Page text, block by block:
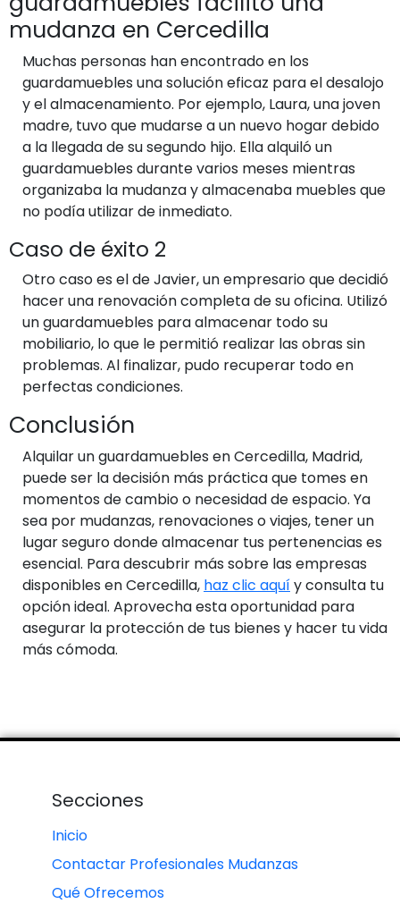
mudanza en Cercedilla
Muchas personas han encontrado en los
guardamuebles una solución eficaz para el desalojo
y el almacenamiento. Por ejemplo, Laura, una joven
madre, tuvo que mudarse a un nuevo hogar debido
a la llegada de su segundo hijo. Ella alquiló un
guardamuebles durante varios meses mientras
organizaba la mudanza y almacenaba muebles que
no podía utilizar de inmediato.
Caso de éxito 2
Otro caso es el de Javier, un empresario que decidió
hacer una renovación completa de su oficina. Utilizó
un guardamuebles para almacenar todo su
mobiliario, lo que le permitió realizar las obras sin
problemas. Al finalizar, pudo recuperar todo en
perfectas condiciones.
Conclusión
Alquilar un guardamuebles en Cercedilla, Madrid,
puede ser la decisión más práctica que tomes en
momentos de cambio o necesidad de espacio. Ya
sea por mudanzas, renovaciones o viajes, tener un
lugar seguro donde almacenar tus pertenencias es
esencial. Para descubrir más sobre las empresas
disponibles en Cercedilla, haz clic aquíy consulta tu
opción ideal. Aprovecha esta oportunidad para
asegurar la protección de tus bienes y hacer tu vida
más cómoda.
Secciones
Inicio
Contactar Profesionales Mudanzas
Qué Ofrecemos